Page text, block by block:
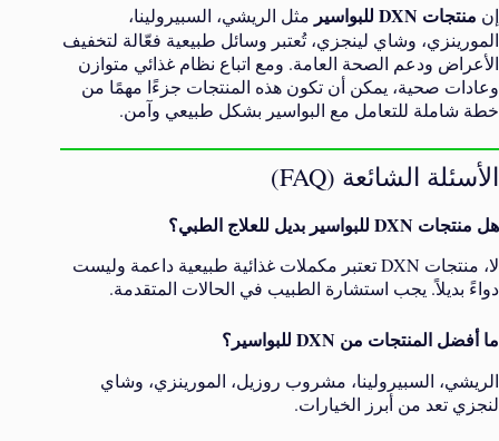
إن منتجات DXN للبواسير
مثل الريشي، السبيرولينا،
المورينزي، وشاي لينجزي، تُعتبر وسائل طبيعية فعّالة لتخفيف
الأعراض ودعم الصحة العامة. ومع اتباع نظام غذائي متوازن
وعادات صحية، يمكن أن تكون هذه المنتجات جزءًا مهمًا من
خطة شاملة للتعامل مع البواسير بشكل طبيعي وآمن.
الأسئلة الشائعة (FAQ)
هل منتجات DXN للبواسير بديل للعلاج الطبي؟
لا، منتجات DXN تعتبر مكملات غذائية طبيعية داعمة وليست
دواءً بديلاً. يجب استشارة الطبيب في الحالات المتقدمة.
ما أفضل المنتجات من DXN للبواسير؟
الريشي، السبيرولينا، مشروب روزيل، المورينزي، وشاي
لنجزي تعد من أبرز الخيارات.